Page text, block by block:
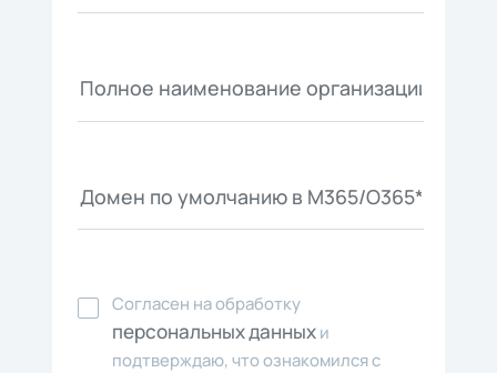
Согласен на обработку
персональных данных и
подтверждаю, что ознакомился с